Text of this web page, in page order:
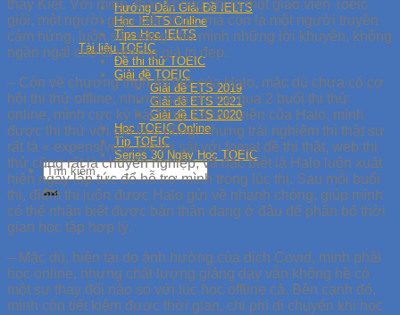
Hướng Dẫn Giải Đề IELTS
Học IELTS Online
Tips Học IELTS
Tài liệu TOEIC
Đề thi thử TOEIC
Giải đề TOEIC
Giải đề ETS 2019
Giải đề ETS 2021
Giải đề ETS 2020
Học TOEIC Online
Tip TOEIC
Series 30 Ngày Học TOEIC
thầy Kiệt. Với mình, thầy không chỉ là một giáo viên Toeic
giỏi, một người giàu kiến thức, mà còn là một người truyền
cảm hứng, luôn sẵn sàng cho mình những lời khuyên, không
ngần ngại cho đi những giá trị đẹp.
– Còn về chương trình thi thử của Halo, mặc dù chưa có cơ
hội thi thử offline, nhưng sau khi trải qua 2 buổi thi thử
online, mình cực kỳ hài lòng. Là học viên của Halo, mình
được thi thử với giá là 0 đồng, nhưng trải nghiệm thì thật sự
rất là « expensive ». Đề thi sát với fomat đề thi thật, web thi
thử cũng rất là chuyên nghiệp, và đặc biệt là Halo luôn xuất
hiện ngay lập tức để hỗ trợ mình trong lúc thi. Sau mỗi buổi
thi, điểm thi luôn được Halo gửi về nhanh chóng, giúp mình
có thể nhận biết được bản thân đang ở đâu để phân bổ thời
gian học tập hợp lý.
– Mặc dù, hiện tại do ảnh hưởng của dịch Covid, mình phải
học online, nhưng chất lượng giảng dạy vẫn không hề có
một sự thay đổi nào so với lúc học offline cả. Bên cạnh đó,
mình còn tiết kiệm được thời gian, chi phí di chuyển khi học